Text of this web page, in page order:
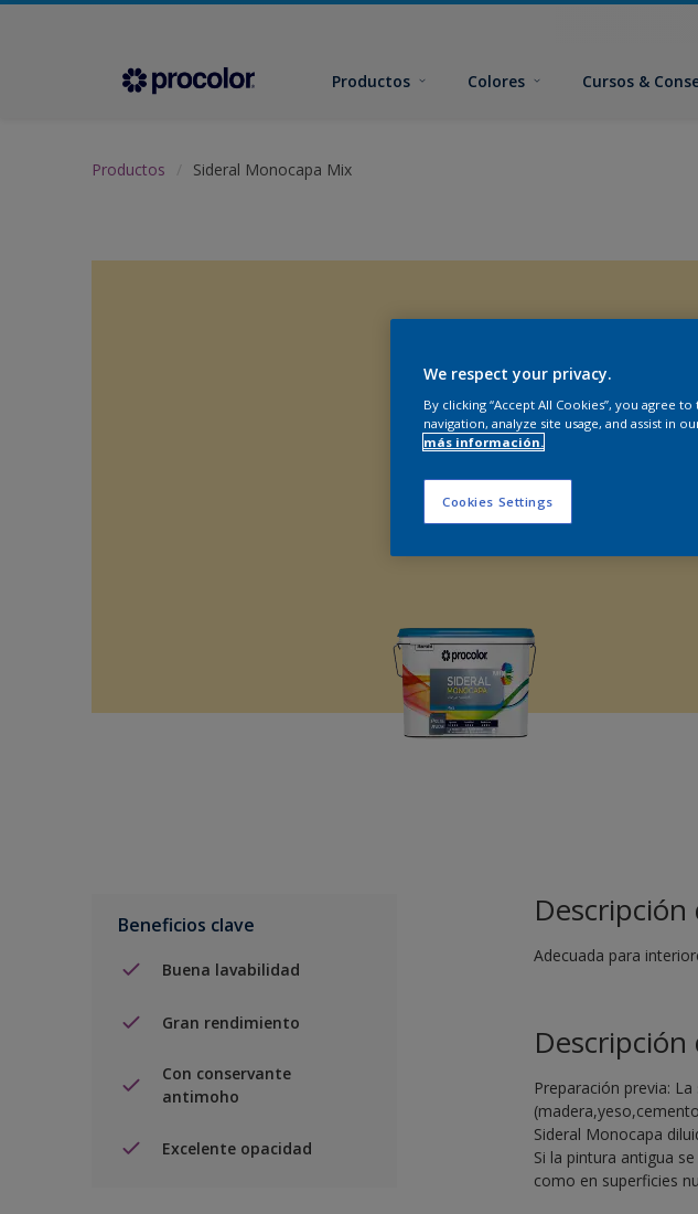
Productos Colores Cursos &
Productos Sideral Monocapa Mix
Beneficios clave
Buena lavabilidad
Gran rendimiento
Con conservante
antimoho
Excelente opacidad
Adecuada para
Descripción
Preparación previa:
Sideral Monocapa
Si la pintura antigua
como en superficies
We respect your privacy.
By clicking “Accept All Cookies”, you agree
navigation, analyze site usage, and assist in
más información.
Cookies Settings